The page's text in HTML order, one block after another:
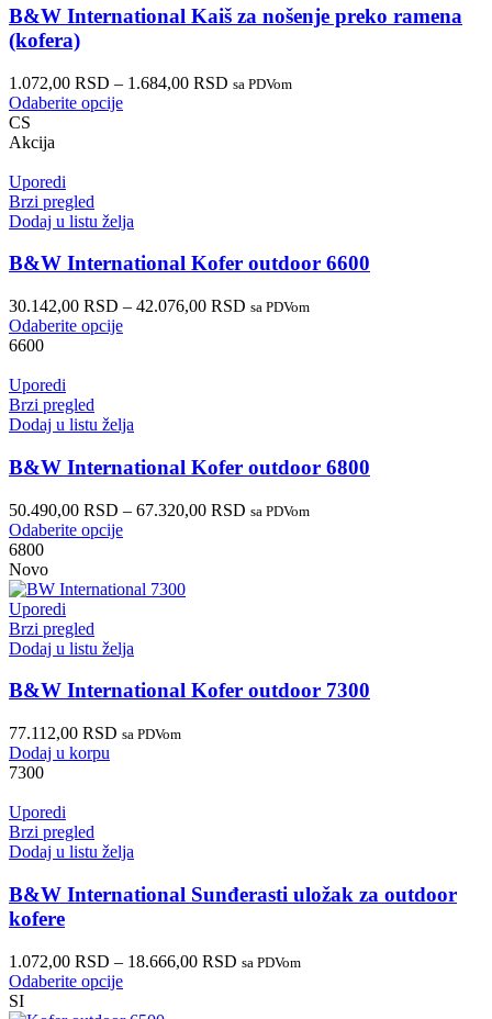
B&W International Kaiš za nošenje preko ramena
(kofera)
1.072,00 RSD – 1.684,00 RSD sa PDVom
Odaberite opcije
CS
Akcija
Uporedi
Brzi pregled
Dodaj u listu želja
B&W International Kofer outdoor 6600
30.142,00 RSD – 42.076,00 RSD sa PDVom
Odaberite opcije
6600
Uporedi
Brzi pregled
Dodaj u listu želja
B&W International Kofer outdoor 6800
50.490,00 RSD – 67.320,00 RSD sa PDVom
Odaberite opcije
6800
Novo
Uporedi
Brzi pregled
Dodaj u listu želja
B&W International Kofer outdoor 7300
77.112,00 RSD sa PDVom
Dodaj u korpu
7300
Uporedi
Brzi pregled
Dodaj u listu želja
B&W International Sunđerasti uložak za outdoor
kofere
1.072,00 RSD – 18.666,00 RSD sa PDVom
Odaberite opcije
SI